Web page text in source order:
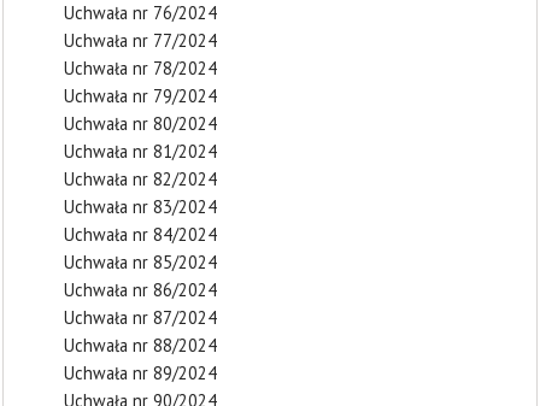
Uchwała nr 76/2024
Uchwała nr 77/2024
Uchwała nr 78/2024
Uchwała nr 79/2024
Uchwała nr 80/2024
Uchwała nr 81/2024
Uchwała nr 82/2024
Uchwała nr 83/2024
Uchwała nr 84/2024
Uchwała nr 85/2024
Uchwała nr 86/2024
Uchwała nr 87/2024
Uchwała nr 88/2024
Uchwała nr 89/2024
Uchwała nr 90/2024